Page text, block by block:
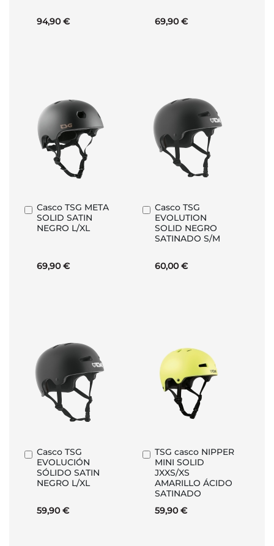
94,90 € 69,90 €
Casco TSG META
SOLID SATIN
NEGRO L/XL
69,90 €
Añadir
al
carrito
Casco TSG
EVOLUTION
SOLID NEGRO
SATINADO S/M
60,00 €
Añadir
al
carrito
Casco TSG
EVOLUCIÓN
SÓLIDO SATIN
NEGRO L/XL
59,90 €
Añadir
al
carrito
TSG casco NIPPER
MINI SOLID
JXXS/XS
AMARILLO ÁCIDO
SATINADO
59,90 €
Añadir
al
carrito